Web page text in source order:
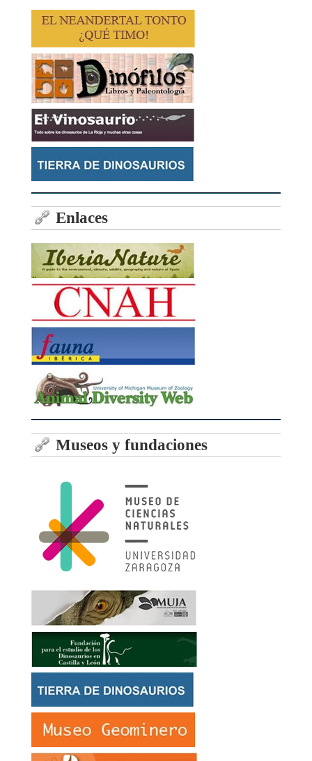
Enlaces
Museos y fundaciones